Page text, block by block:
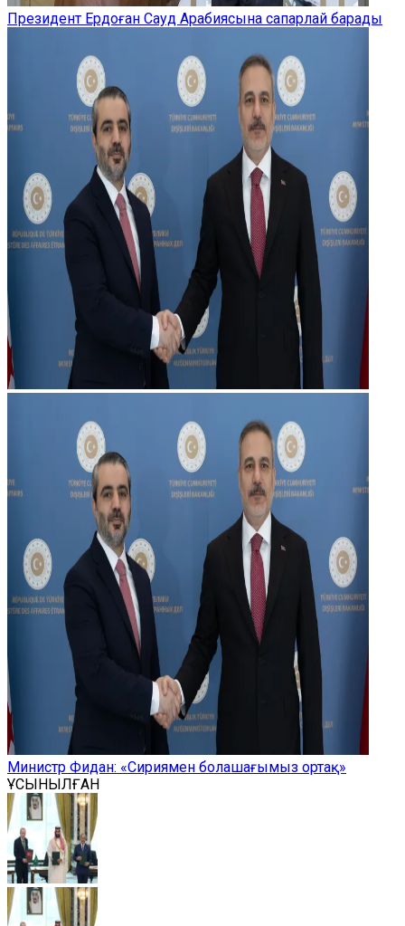
Президент Ердоған Сауд Арабиясына сапарлай барады
Министр Фидан: «Сириямен болашағымыз ортақ»
ҰСЫНЫЛҒАН